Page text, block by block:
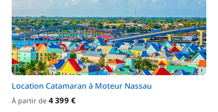
Location Catamaran à Moteur Nassau
À partir de 4 399 €